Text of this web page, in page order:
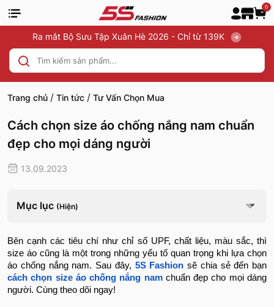
0
Ra mắt Bộ Sưu Tập Xuân Hè 2026 - Chỉ từ 139K
Trang chủ / Tin tức / Tư Vấn Chọn Mua
Cách chọn size áo chống nắng nam chuẩn
đẹp cho mọi dáng người
13.09.2023
Mục lục (Hiện)
Bên cạnh các tiêu chí như chỉ số UPF, chất liệu, màu sắc, thì
size áo cũng là một trong những yếu tố quan trọng khi lựa chọn
áo chống nắng nam. Sau đây, 5S Fashion sẽ chia sẻ đến bạn
cách chọn size áo chống nắng namchuẩn đẹp cho mọi dáng
người. Cùng theo dõi ngay!